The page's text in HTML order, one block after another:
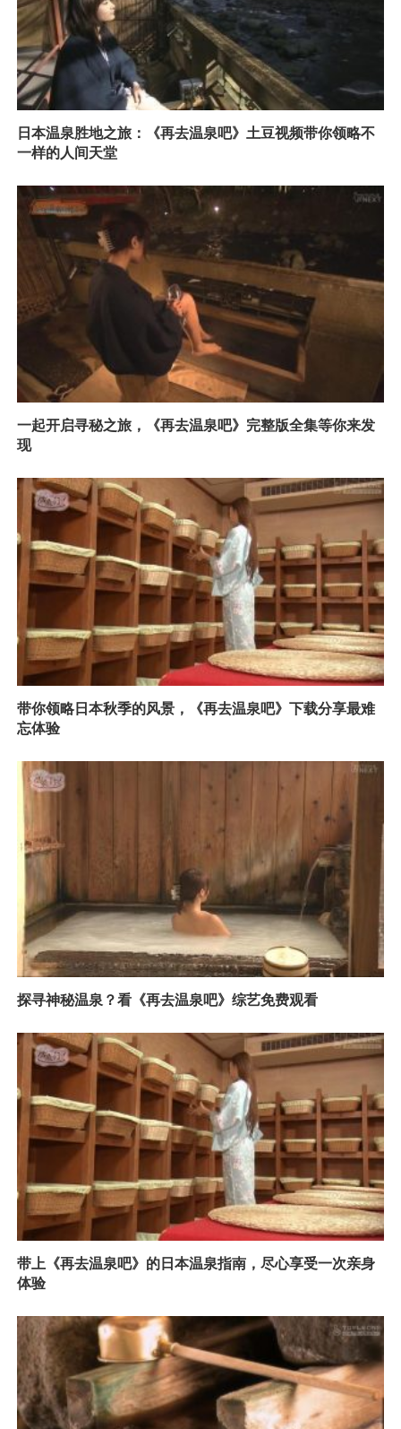
日本温泉胜地之旅：《再去温泉吧》土豆视频带你领略不
一样的人间天堂
一起开启寻秘之旅，《再去温泉吧》完整版全集等你来发
现
带你领略日本秋季的风景，《再去温泉吧》下载分享最难
忘体验
探寻神秘温泉？看《再去温泉吧》综艺免费观看
带上《再去温泉吧》的日本温泉指南，尽心享受一次亲身
体验